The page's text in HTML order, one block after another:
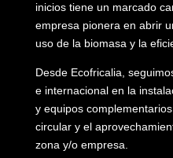
inicios tiene un marcado
empresa pionera en abrir
uso de la biomasa y la
Desde Ecofricalia,
e internacional en la
y equipos
circular y el
zona y/o empresa.